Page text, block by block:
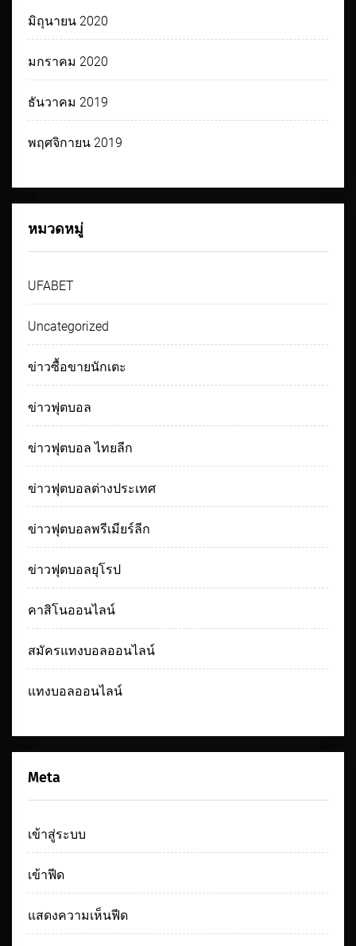
มิถุนายน 2020
มกราคม 2020
ธันวาคม 2019
พฤศจิกายน 2019
หมวดหมู่
UFABET
Uncategorized
ข่าวซื้อขายนักเตะ
ข่าวฟุตบอล
ข่าวฟุตบอล ไทยลีก
ข่าวฟุตบอลต่างประเทศ
ข่าวฟุตบอลพรีเมียร์ลีก
ข่าวฟุตบอลยุโรป
คาสิโนออนไลน์
สมัครแทงบอลออนไลน์
แทงบอลออนไลน์
Meta
เข้าสู่ระบบ
เข้าฟีด
แสดงความเห็นฟีด